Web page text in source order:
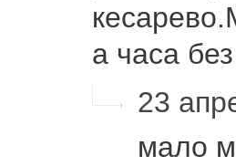
а часа
23
мало